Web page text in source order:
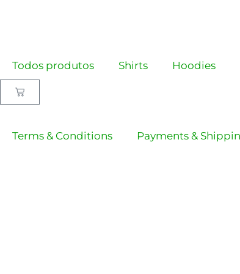
Todos produtos
Shirts Hoodies
Cart
Terms & Conditions Payments &